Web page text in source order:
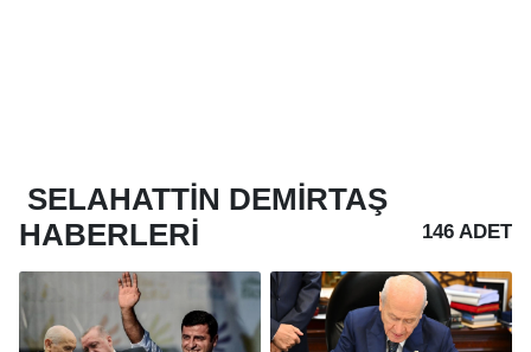
SELAHATTIN DEMIRTAŞ
HABERLERI
146 ADET